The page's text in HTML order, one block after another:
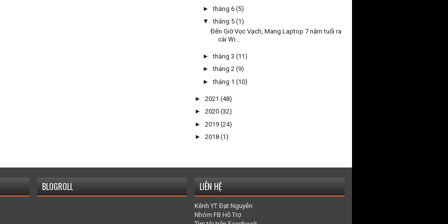
►tháng 6 (5)
▼
tháng 5 (1)
Đến Giờ Vọc Vạch, Mang Laptop 7 năm tuổi ra
cài Wi...
►tháng 3 (11)
►tháng 2 (9)
►tháng 1 (10)
► 2021 (48)
► 2020 (32)
► 2019 (24)
► 2018 (1)
BLOGROLL LIÊN HỆ
Kênh YT Đạt Nguyễn
Nhóm FB Hỗ Trợ